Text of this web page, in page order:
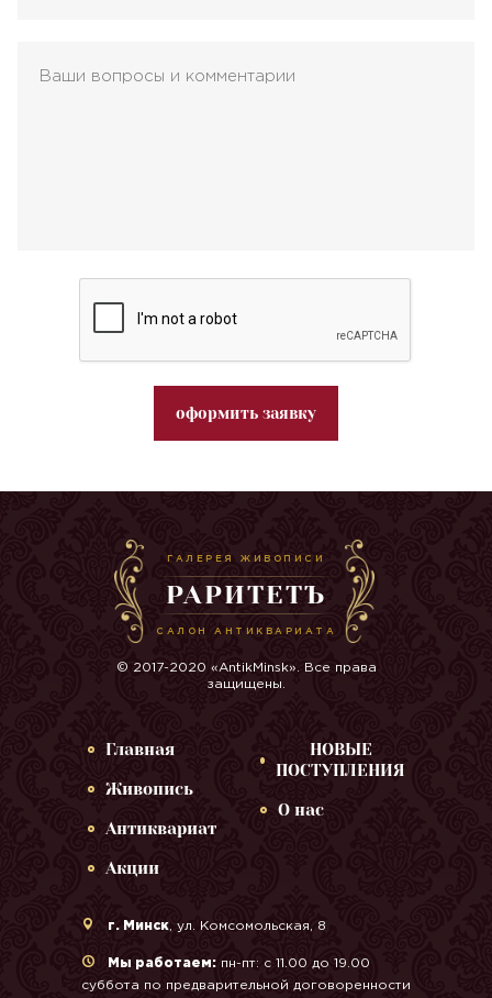
оформить заявку
ГАЛЕРЕЯ ЖИВОПИСИ
РАРИТЕТЪ
САЛОН АНТИКВАРИАТА
© 2017-2020 «AntikMinsk». Все права
защищены.
Главная
Живопись
Антиквариат
Акции
НОВЫЕ
ПОСТУПЛЕНИЯ
О нас
г. Минск , ул. Комсомольская, 8
Мы работаем: пн-пт: с 11.00 до 19.00
суббота по предварительной договоренности